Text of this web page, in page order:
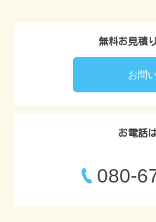
無料お見積
お問
お電話
080-